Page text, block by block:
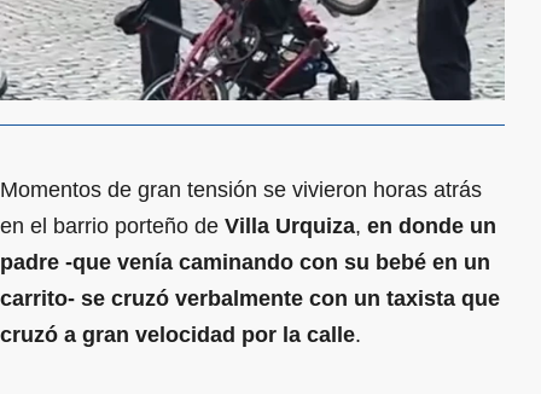
Momentos de gran tensión se vivieron horas atrás
en el barrio porteño de Villa Urquiza, en donde un
padre -que venía caminando con su bebé en un
carrito- se cruzó verbalmente con un taxista que
cruzó a gran velocidad por la calle.